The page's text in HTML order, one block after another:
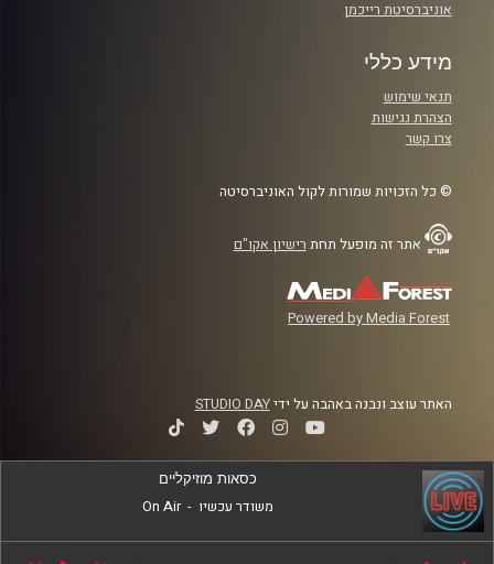
אוניברסיטת רייכמן
מידע כללי
תנאי שימוש
הצהרת נגישות
צרו קשר
© כל הזכויות שמורות לקול האוניברסיטה
אתר זה מופעל תחת רישיון אקו"ם
Powered by Media Forest
האתר עוצב ונבנה באהבה על ידיSTUDIO DAY
כסאות מוזיקליים
משודר עכשיו -
On Air